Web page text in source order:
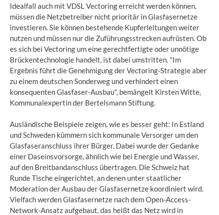
Idealfall auch mit VDSL Vectoring erreicht werden können,
müssen die Netzbetreiber nicht prioritär in Glasfasernetze
investieren. Sie können bestehende Kupferleitungen weiter
nutzen und müssen nur die Zuführungsstrecken aufrüsten. Ob
es sich bei Vectoring um eine gerechtfertigte oder unnötige
Brückentechnologie handelt, ist dabei umstritten. "Im
Ergebnis führt die Genehmigung der Vectoring-Strategie aber
zu einem deutschen Sonderweg und verhindert einen
konsequenten Glasfaser-Ausbau", bemängelt Kirsten Witte,
Kommunalexpertin der Bertelsmann Stiftung.
Ausländische Beispiele zeigen, wie es besser geht: In Estland
und Schweden kümmern sich kommunale Versorger um den
Glasfaseranschluss ihrer Bürger. Dabei wurde der Gedanke
einer Daseinsvorsorge, ähnlich wie bei Energie und Wasser,
auf den Breitbandanschluss übertragen. Die Schweiz hat
Runde Tische eingerichtet, an denen unter staatlicher
Moderation der Ausbau der Glasfasernetze koordiniert wird.
Vielfach werden Glasfasernetze nach dem Open-Access-
Network-Ansatz aufgebaut, das heißt das Netz wird in